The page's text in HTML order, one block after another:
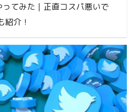
てみた｜正直コスパ悪いで
紹介！